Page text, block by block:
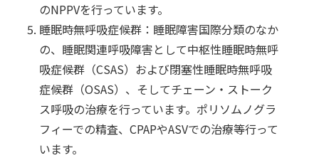
のNPPVを行っています。
睡眠時無呼吸症候群：睡眠障害国際分類のなか
の、睡眠関連呼吸障害として中枢性睡眠時無呼
吸症候群（CSAS）および閉塞性睡眠時無呼吸
症候群（OSAS）、そしてチェーン・ストーク
ス呼吸の治療を行っています。ポリソムノグラ
フィーでの精査、CPAPやASVでの治療等行って
います。